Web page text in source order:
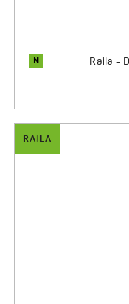
N Raila -
RAILA